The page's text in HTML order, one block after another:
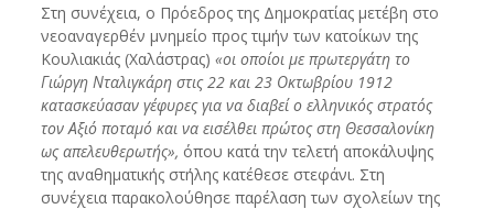
Στη συνέχεια, ο Πρόεδρος της Δημοκρατίας μετέβη στο
νεοαναγερθέν μνημείο προς τιμήν των κατοίκων της
Κουλιακιάς (Χαλάστρας) «οι οποίοι με πρωτεργάτη το
Γιώργη Νταλιγκάρη στις 22 και 23 Οκτωβρίου 1912
κατασκεύασαν γέφυρες για να διαβεί ο ελληνικός στρατός
τον Αξιό ποταμό και να εισέλθει πρώτος στη Θεσσαλονίκη
ως απελευθερωτής», όπου κατά την τελετή αποκάλυψης
της αναθηματικής στήλης κατέθεσε στεφάνι. Στη
συνέχεια παρακολούθησε παρέλαση των σχολείων της